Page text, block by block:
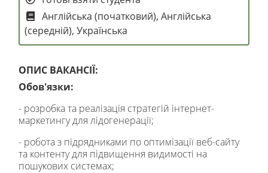
Англійська (початковий), Англійська
(середній), Українська
ОПИС ВАКАНСІЇ:
Обов'язки:
- розробка та реалізація стратегій інтернет-
маркетингу для лідогенерації;
- робота з підрядниками по оптимізації веб-сайту
та контенту для підвищення видимості на
пошукових системах;